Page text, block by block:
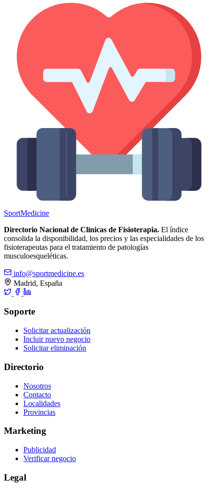
SportMedicine
Directorio Nacional de Clínicas de Fisioterapia. El índice
consolida la disponibilidad, los precios y las especialidades de los
fisioterapeutas para el tratamiento de patologías
musculoesqueléticas.
info@sportmedicine.es
Madrid, España
Soporte
Solicitar actualización
Incluir nuevo negocio
Solicitar eliminación
Directorio
Nosotros
Contacto
Localidades
Provincias
Marketing
Publicidad
Verificar negocio
Legal